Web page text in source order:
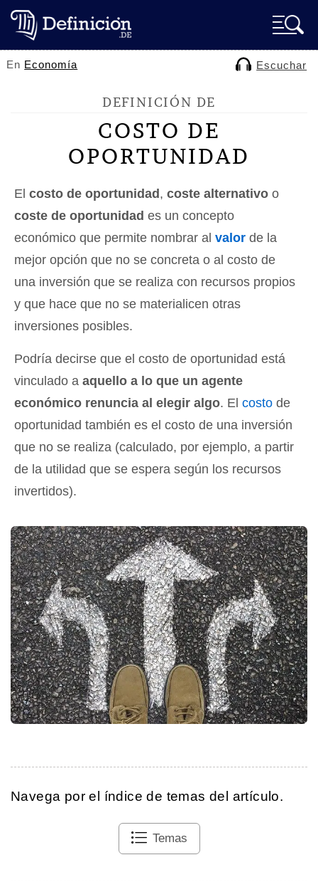
En Economía Escuchar
DEFINICIÓN DE
COSTO DE
OPORTUNIDAD
El costo de oportunidad , coste alternativo o
coste de oportunidad es un concepto
económico que permite nombrar al valor de la
mejor opción que no se concreta o al costo de
una inversión que se realiza con recursos propios
y que hace que no se materialicen otras
inversiones posibles.
Podría decirse que el costo de oportunidad está
vinculado a aquello a lo que un agente
económico renuncia al elegir algo. El costo de
oportunidad también es el costo de una inversión
que no se realiza (calculado, por ejemplo, a partir
de la utilidad que se espera según los recursos
invertidos).
Navega por el índice de temas del artículo.
Temas